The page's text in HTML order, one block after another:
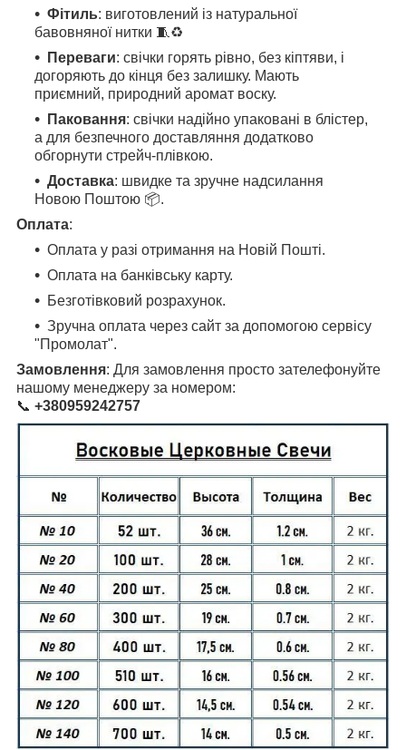
Фітиль: виготовлений із натуральної
бавовняної нитки 🧵♻
Переваги: свічки горять рівно, без кіптяви, і
догоряють до кінця без залишку. Мають
приємний, природний аромат воску.
Паковання: свічки надійно упаковані в блістер,
а для безпечного доставляння додатково
обгорнути стрейч-плівкою.
Доставка: швидке та зручне надсилання
Новою Поштою 📦.
Оплата:
Оплата у разі отримання на Новій Пошті.
Оплата на банківську карту.
Безготівковий розрахунок.
Зручна оплата через сайт за допомогою сервісу
"Промолат".
Замовлення: Для замовлення просто зателефонуйте
нашому менеджеру за номером:
📞 +380959242757